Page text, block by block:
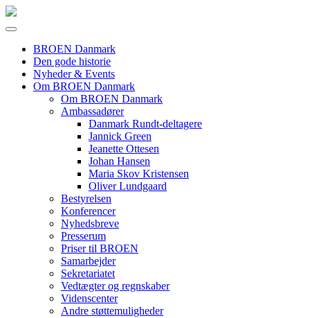
BROEN Danmark
Den gode historie
Nyheder & Events
Om BROEN Danmark
Om BROEN Danmark
Ambassadører
Danmark Rundt-deltagere
Jannick Green
Jeanette Ottesen
Johan Hansen
Maria Skov Kristensen
Oliver Lundgaard
Bestyrelsen
Konferencer
Nyhedsbreve
Presserum
Priser til BROEN
Samarbejder
Sekretariatet
Vedtægter og regnskaber
Videnscenter
Andre støttemuligheder